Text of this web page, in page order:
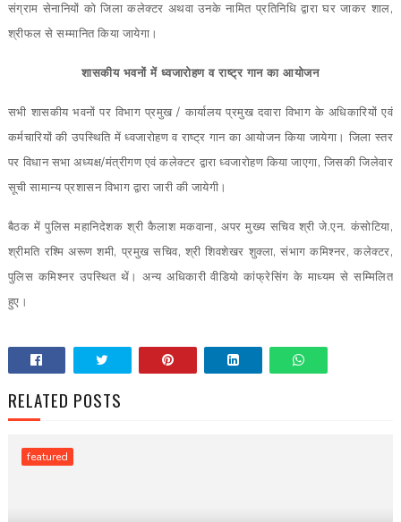
संग्राम सेनानियों को जिला कलेक्टर अथवा उनके नामित प्रतिनिधि द्वारा घर जाकर शाल,
श्रीफल से सम्मानित किया जायेगा।
शासकीय भवनों में ध्वजारोहण व राष्ट्र गान का आयोजन
सभी शासकीय भवनों पर विभाग प्रमुख / कार्यालय प्रमुख दवारा विभाग के अधिकारियों एवं
कर्मचारियों की उपस्थिति में ध्वजारोहण व राष्ट्र गान का आयोजन किया जायेगा। जिला स्तर
पर विधान सभा अध्यक्ष/मंत्रीगण एवं कलेक्टर द्वारा ध्वजारोहण किया जाएगा, जिसकी जिलेवार
सूची सामान्य प्रशासन विभाग द्वारा जारी की जायेगी।
बैठक में पुलिस महानिदेशक श्री कैलाश मकवाना, अपर मुख्य सचिव श्री जे.एन. कंसोटिया,
श्रीमति रश्मि अरूण शमी, प्रमुख सचिव, श्री शिवशेखर शुक्ला, संभाग कमिश्नर, कलेक्टर,
पुलिस कमिश्नर उपस्थित थें। अन्य अधिकारी वीडियो कांफ्रेसिंग के माध्यम से सम्मिलित
हुए।
RELATED POSTS
featured